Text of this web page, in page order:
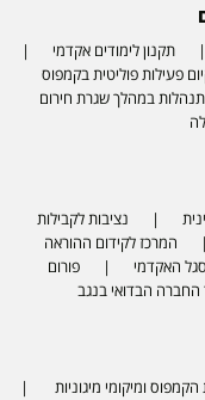
תקנון לימודים אקדמי
פעילות פוליטית בקמפוס
במהלך שגרת חירום
נציבות לקבילות
המרכז לקידום ההוראה
האקדמי
פורום
החברה הבדואי בנגב
ומיקומי מיגוניות